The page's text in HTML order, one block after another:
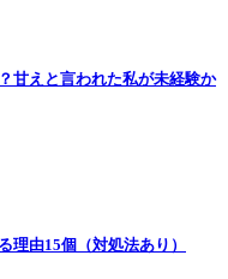
甘えと言われた私が未経験か
由15個（対処法あり）